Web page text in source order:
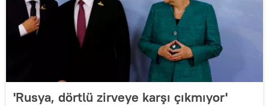
'Rusya, dörtlü zirveye karşı çıkmıyor'